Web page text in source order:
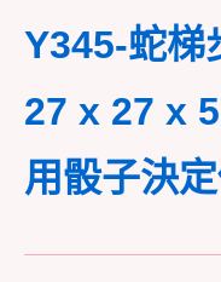
Y345-蛇梯
27 x 27 x
用骰子決